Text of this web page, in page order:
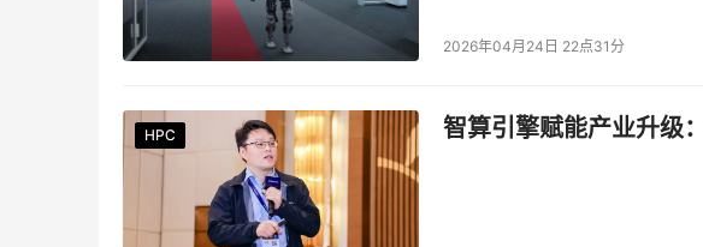
2026年04月24日 22点31分
HPC
HPC
HPC
HPC
HPC
HPC 智算引擎赋能产业升级